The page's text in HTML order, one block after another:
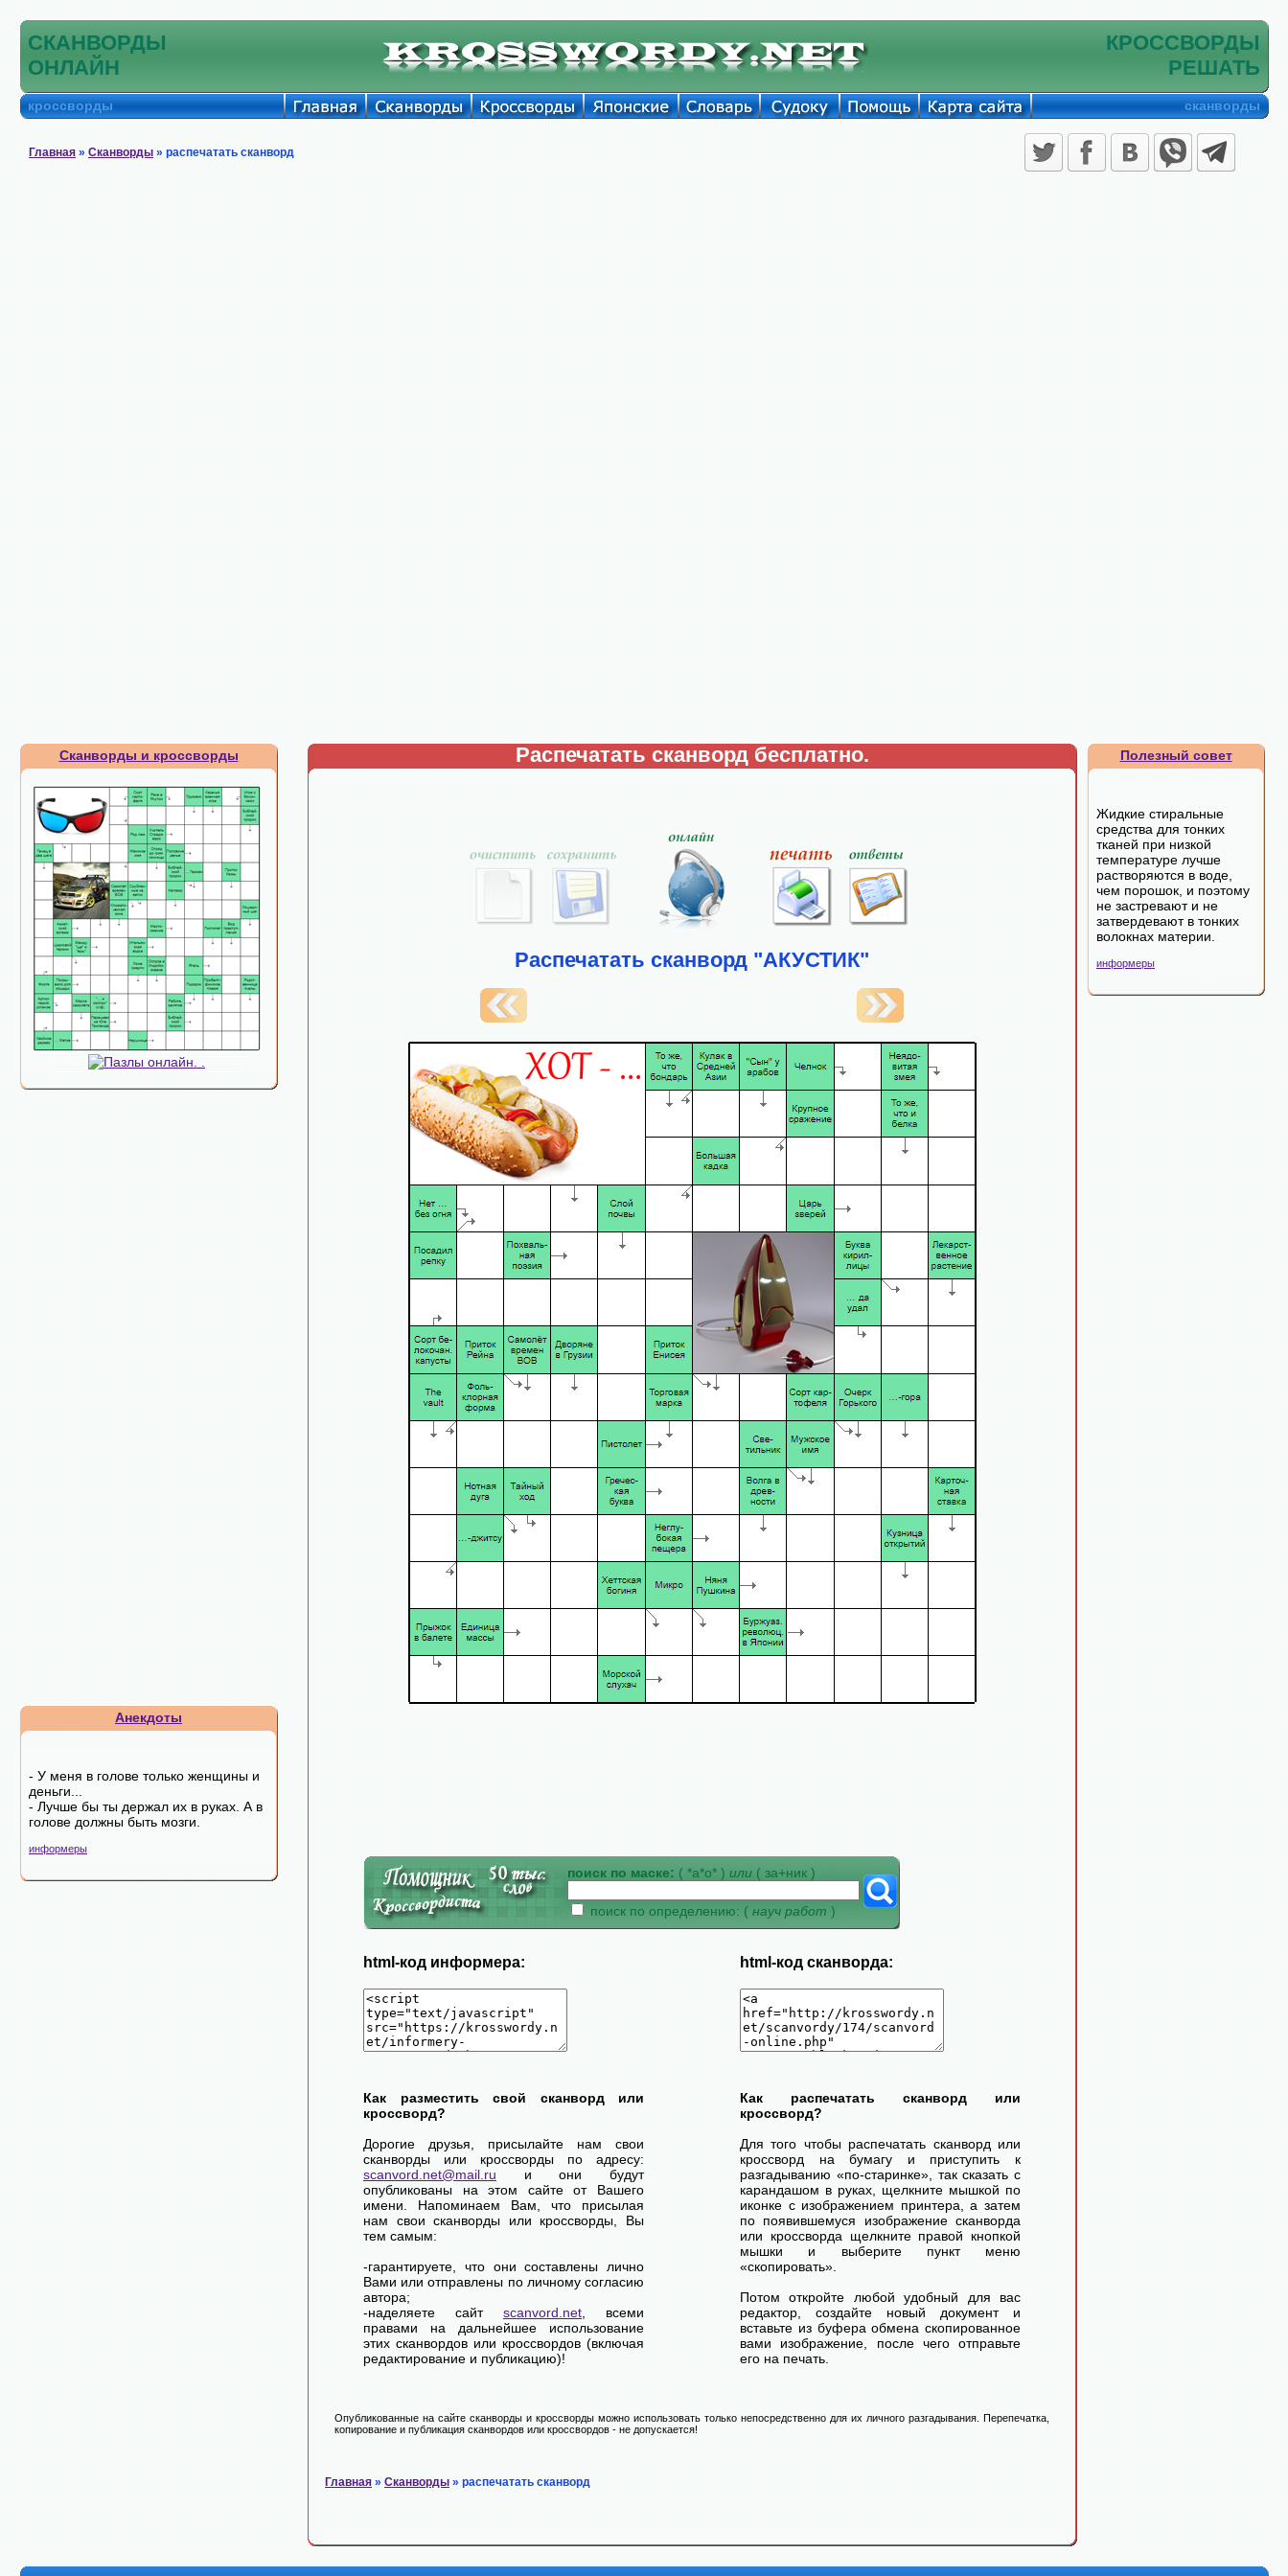
СКАНВОРДЫ
ОНЛАЙН
КРОССВОРДЫ
РЕШАТЬ
кроссворды сканворды
Главная » Сканворды » распечатать сканворд
Сканворды и кроссворды
Анекдоты
- У меня в голове только женщины и
деньги...
- Лучше бы ты держал их в руках. А в
голове должны быть мозги.
информеры
Распечатать сканворд бесплатно.
Распечатать сканворд "АКУСТИК"
поиск по маске: ( *а*о* ) или ( за+ник )
поиск по определению: ( науч работ )
html-код информера: html-код сканворда:
Как разместить свой сканворд или
кроссворд?
Дорогие друзья, присылайте нам свои
сканворды или кроссворды по адресу:
scanvord.net@mail.ru и они будут
опубликованы на этом сайте от Вашего
имени. Напоминаем Вам, что присылая
нам свои сканворды или кроссворды, Вы
тем самым:
-гарантируете, что они составлены лично
Вами или отправлены по личному согласию
автора;
-наделяете сайт scanvord.net , всеми
правами на дальнейшее использование
этих сканвордов или кроссвордов (включая
редактирование и публикацию)!
Как распечатать сканворд или
кроссворд?
Для того чтобы распечатать сканворд или
кроссворд на бумагу и приступить к
разгадыванию «по-старинке», так сказать с
карандашом в руках, щелкните мышкой по
иконке с изображением принтера, а затем
по появившемуся изображение сканворда
или кроссворда щелкните правой кнопкой
мышки и выберите пункт меню
«скопировать».
Потом откройте любой удобный для вас
редактор, создайте новый документ и
вставьте из буфера обмена скопированное
вами изображение, после чего отправьте
его на печать.
Опубликованные на сайте сканворды и кроссворды можно использовать только непосредственно для их личного разгадывания. Перепечатка,
копирование и публикация сканвордов или кроссвордов - не допускается!
Главная » Сканворды » распечатать сканворд
Полезный совет
Жидкие стиральные
средства для тонких
тканей при низкой
температуре лучше
растворяются в воде,
чем порошок, и поэтому
не застревают и не
затвердевают в тонких
волокнах материи.
информеры